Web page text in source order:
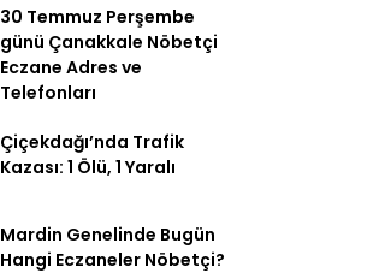
30 Temmuz Perşembe
günü Çanakkale Nöbetçi
Eczane Adres ve
Telefonları
Çiçekdağı’nda Trafik
Kazası: 1 Ölü, 1 Yaralı
Mardin Genelinde Bugün
Hangi Eczaneler Nöbetçi?